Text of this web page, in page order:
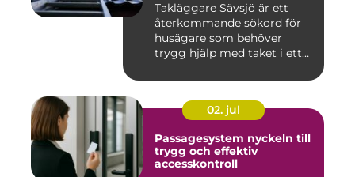
Takläggare Sävsjö är ett
återkommande sökord för
husägare som behöver
trygg hjälp med taket i ett
02. jul
Passagesystem nyckeln till
trygg och effektiv
accesskontroll